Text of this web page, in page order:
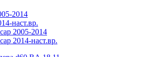
2014
наст.вр.
2005-2014
2014-наст.вр.